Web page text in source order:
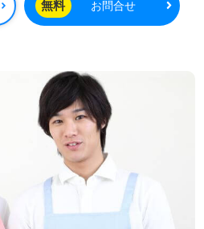
無料 お問合せ